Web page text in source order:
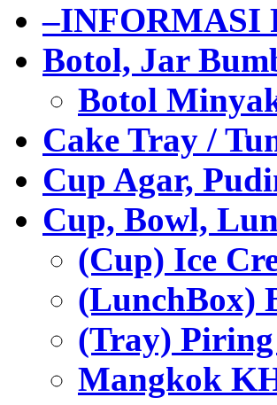
–INFORMASI
Botol, Jar
Botol
Cake Tray /
Cup Agar,
Cup, Bowl,
(Cup) Ice
(LunchBox)
(Tray)
Mangkok